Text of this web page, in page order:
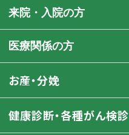
来院・入院の方
医療関係の方
お産・分娩
健康診断・各種がん検診